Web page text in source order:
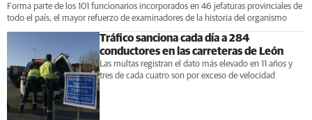
Forma parte de los 101 funcionarios incorporados en 46 jefaturas provinciales de
todo el país, el mayor refuerzo de examinadores de la historia del organismo
Tráfico sanciona cada día a 284
conductores en las carreteras de León
Las multas registran el dato más elevado en 11 años y
tres de cada cuatro son por exceso de velocidad